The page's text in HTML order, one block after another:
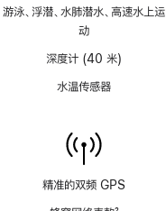
游泳、浮潜、水肺潜水、高速水上运
动
深度计 (40 米)
水温传感器
精准的双频 GPS